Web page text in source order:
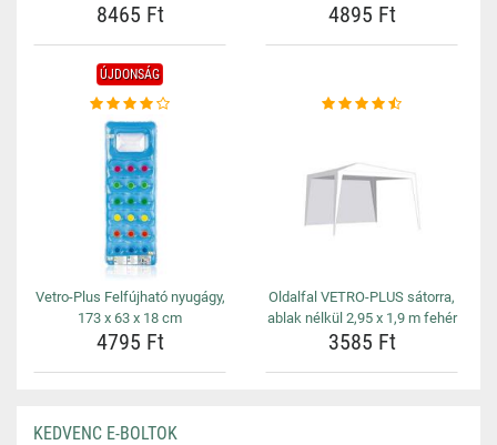
8465 Ft 4895 Ft
ÚJDONSÁG
Vetro-Plus Felfújható nyugágy,
173 x 63 x 18 cm
4795 Ft
Oldalfal VETRO-PLUS sátorra,
ablak nélkül 2,95 x 1,9 m fehér
3585 Ft
KEDVENC E-BOLTOK